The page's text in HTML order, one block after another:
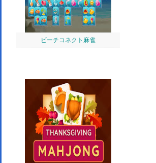
ビーチコネクト麻雀